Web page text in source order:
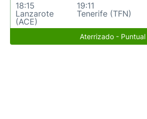
18:15
Lanzarote
(ACE)
19:11
Tenerife (TFN)
Aterrizado - Puntual